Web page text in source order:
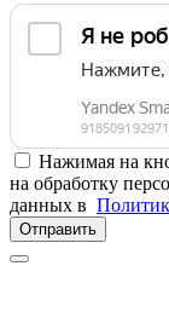
Нажимая на
на обработку
данных в
Отправить